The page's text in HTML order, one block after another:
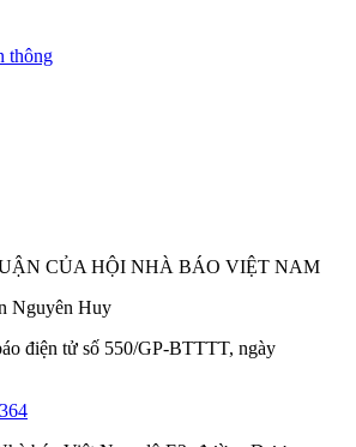
thông
CỦA HỘI NHÀ BÁO VIỆT NAM
Nguyên Huy
điện tử số 550/GP-BTTTT, ngày